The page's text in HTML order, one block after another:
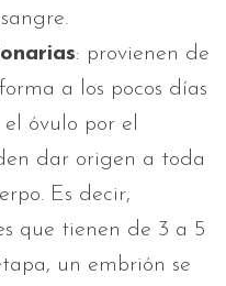
: provienen de
a los pocos días
óvulo por el
dar origen a toda
Es decir,
que tienen de 3 a 5
un embrión se